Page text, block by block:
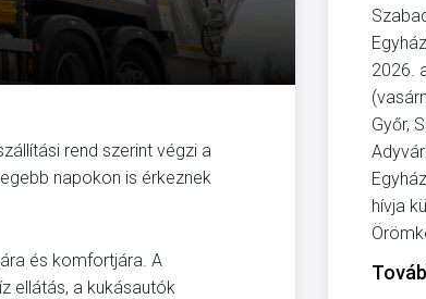
rend szerint végzi a
napokon is érkeznek
és komfortjára. A
ellátás, a kukásautók
2026.
Győr,
hívja